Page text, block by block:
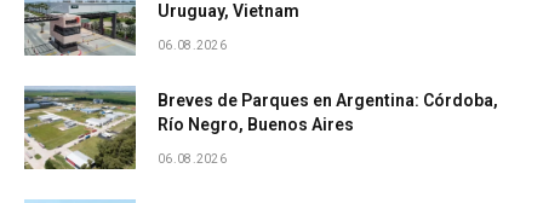
Uruguay, Vietnam
06.08.2026
Breves de Parques en Argentina: Córdoba,
Río Negro, Buenos Aires
06.08.2026